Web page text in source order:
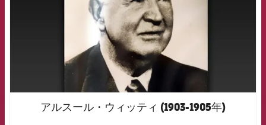
アルスール・ウィッティ (1903-1905年)